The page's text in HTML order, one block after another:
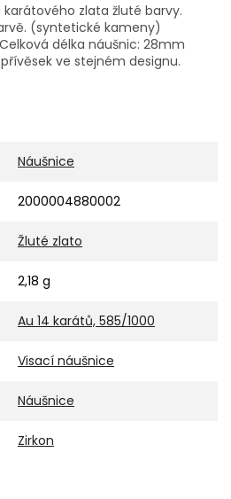
zlata žluté barvy.
(syntetické kameny)
délka náušnic: 28mm
ve stejném designu.
Náušnice
2000004880002
Žluté zlato
2,18 g
Au 14 karátů, 585/1000
Visací náušnice
Náušnice
Zirkon